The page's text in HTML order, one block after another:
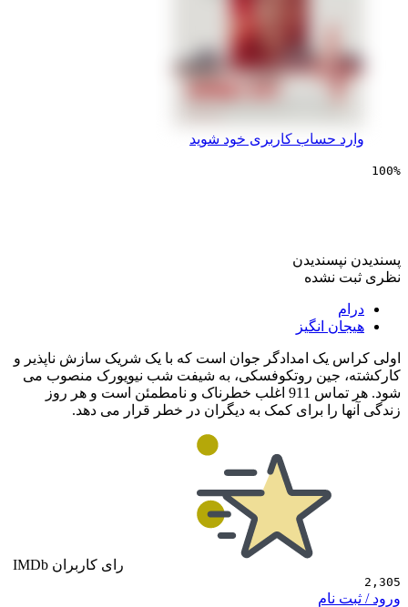
حساب کاربری خود شوید
نشده
انگیز
یک امدادگر جوان است که با یک شریک سازش ناپذیر و
جین روتکوفسکی، به شیفت شب نیویورک منصوب می
شود. هر تماس 911 اغلب خطرناک و نامطمئن است و هر روز
را برای کمک به دیگران در خطر قرار می دهد.
رای کاربران IMDb
نام